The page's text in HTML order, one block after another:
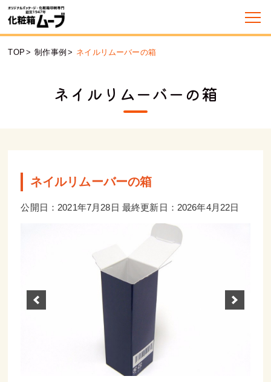
TOP > 制作事例 > ネイルリムーバーの箱
ネイルリムーバーの箱
ネイルリムーバーの箱
公開日：2021年7月28日 最終更新日：2026年4月22日